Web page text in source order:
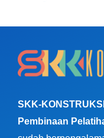
SKK-
Pembinaan